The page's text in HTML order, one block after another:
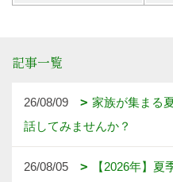
記事一覧
26/08/09
家族が集まる
話してみませんか？
26/08/05
【2026年】